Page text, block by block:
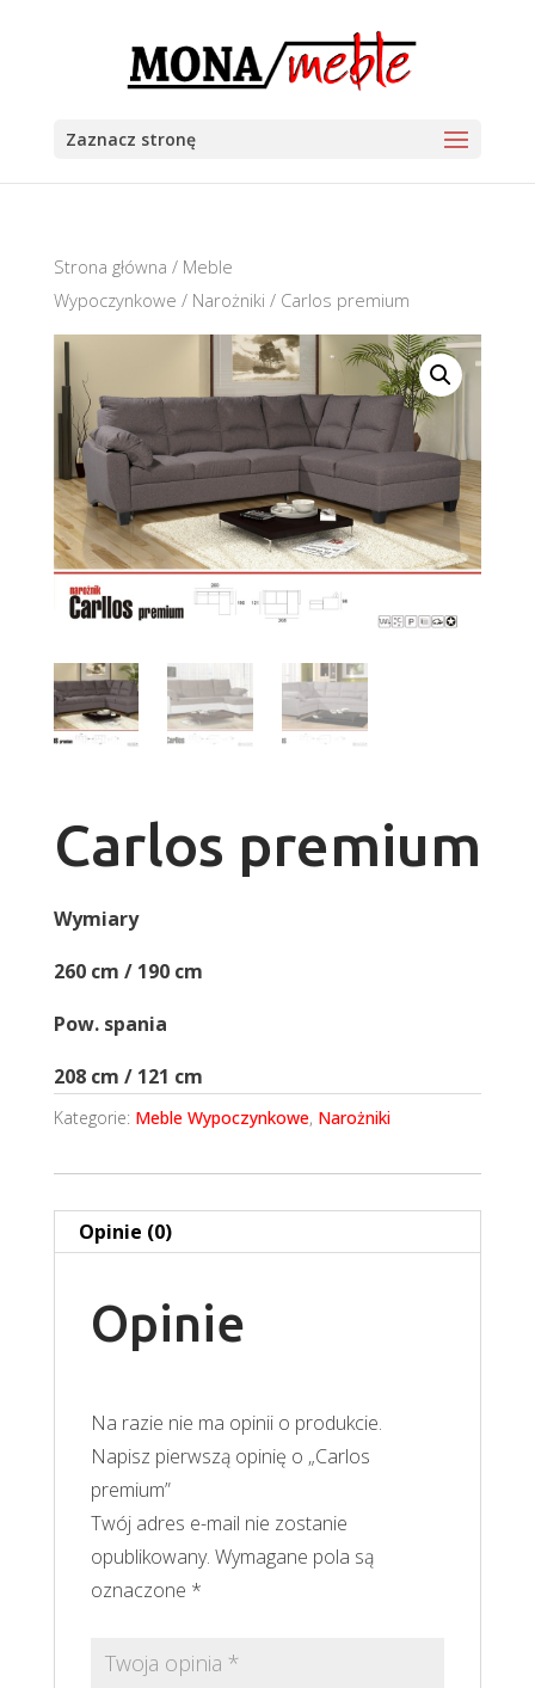
Zaznacz stronę
Strona główna / Meble
Wypoczynkowe / Narożniki / Carlos premium
Carlos premium
Wymiary
260 cm / 190 cm
Pow. spania
208 cm / 121 cm
Kategorie: Meble Wypoczynkowe, Narożniki
Opinie (0)
Opinie
Na razie nie ma opinii o produkcie.
Napisz pierwszą opinię o „Carlos
premium”
Twój adres e-mail nie zostanie
opublikowany. Wymagane pola są
oznaczone *